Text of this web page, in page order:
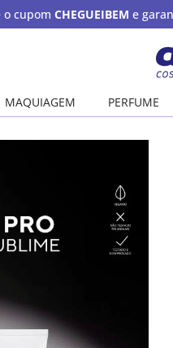
o cupom CHEGUEIBEM e
MAQUIAGEM PERFUME